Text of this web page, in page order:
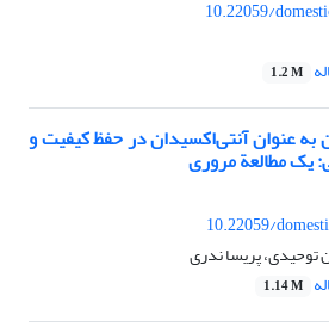
10.22059/
1.2 M
به ‌عنوان آنتی‌اکسیدان در حفظ کیفیت و
یک مطالعة مروری
10.22059/
توحیدی، پریسا ندری
1.14 M